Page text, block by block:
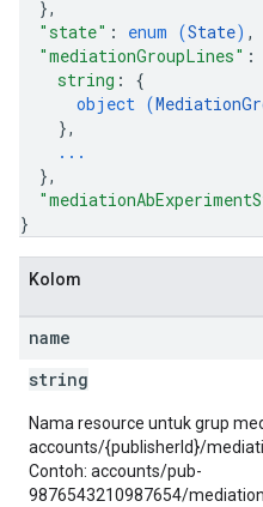
},
"state" : enum (State) ,
"mediationGroupLines" :
string : {
object (
},
...
},
}
Kolom
name
string
Nama resource untuk grup
accounts/{publisherId}/
Contoh: accounts/pub-
9876543210987654/